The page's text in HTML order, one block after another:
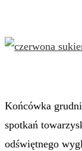
Końcówka
spotkań
odświętnego